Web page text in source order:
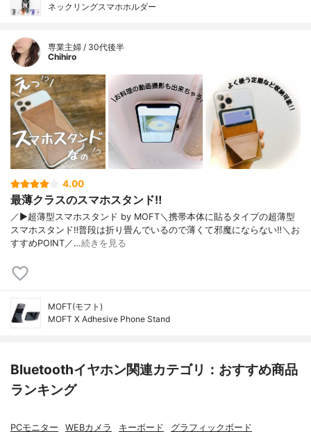
ネックリングスマホホルダー
専業主婦 / 30代後半
Chihiro
4.00
最薄クラスのスマホスタンド‼︎
／▶︎超薄型スマホスタンド by MOFT＼携帯本体に貼るタイプの超薄型
スマホスタンド‼︎普段は折り畳んでいるので薄くて邪魔にならない‼︎＼お
すすめPOINT／…続きを見る
MOFT(モフト)
MOFT X Adhesive Phone Stand
Bluetoothイヤホン関連カテゴリ：おすすめ商品
ランキング
PCモニター WEBカメラ キーボード グラフィックボード